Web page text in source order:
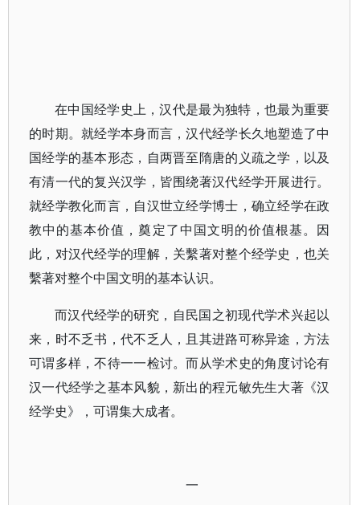
在中国经学史上，汉代是最为独特，也最为重要
的时期。就经学本身而言，汉代经学长久地塑造了中
国经学的基本形态，自两晋至隋唐的义疏之学，以及
有清一代的复兴汉学，皆围绕著汉代经学开展进行。
就经学教化而言，自汉世立经学博士，确立经学在政
教中的基本价值，奠定了中国文明的价值根基。因
此，对汉代经学的理解，关繫著对整个经学史，也关
繫著对整个中国文明的基本认识。
而汉代经学的研究，自民国之初现代学术兴起以
来，时不乏书，代不乏人，且其进路可称异途，方法
可谓多样，不待一一检讨。而从学术史的角度讨论有
汉一代经学之基本风貌，新出的程元敏先生大著《汉
经学史》，可谓集大成者。
一